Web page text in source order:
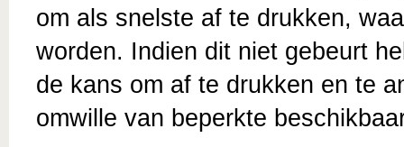
om als snelste af te drukken,
worden. Indien dit niet gebeurt
de kans om af te drukken en te
omwille van beperkte